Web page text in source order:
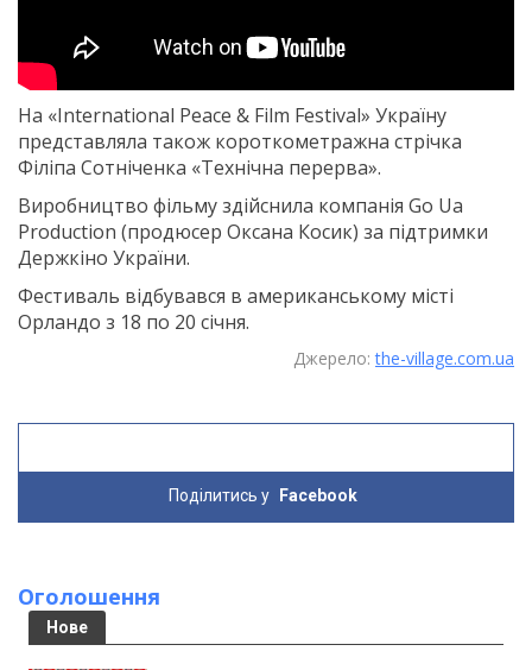
На «International Peace & Film Festival» Україну
представляла також короткометражна стрічка
Філіпа Сотніченка «Технічна перерва».
Виробництво фільму здійснила компанія Go Ua
Production (продюсер Оксана Косик) за підтримки
Держкіно України.
Фестиваль відбувався в американському місті
Орландо з 18 по 20 січня.
Джерело:the-village.com.ua
Поділитись у Facebook
Оголошення
Нове